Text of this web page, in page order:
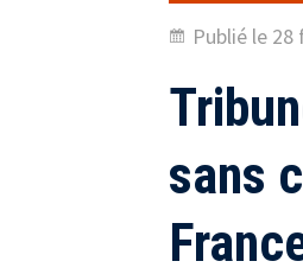
Publié le 28
sans